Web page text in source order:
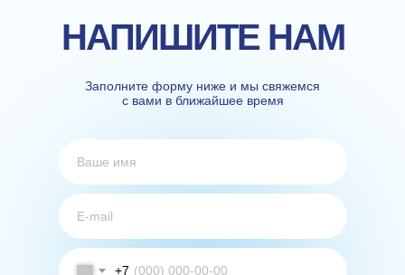
НАПИШИТЕ НАМ
Заполните форму ниже и мы свяжемся
с вами в ближайшее время
+7